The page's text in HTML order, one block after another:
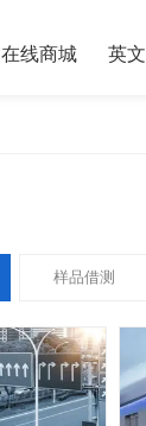
在线商城 英文
样品借测